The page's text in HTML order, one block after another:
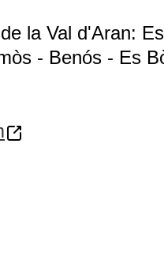
la Val d'Aran:
- Benós - Es